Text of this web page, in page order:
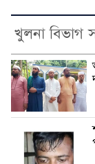
খুলনা বিভাগ